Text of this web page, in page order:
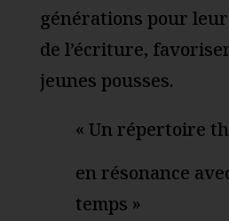
générations pour
de l’écriture,
jeunes pousses.
« Un répertoire
en résonance
temps »